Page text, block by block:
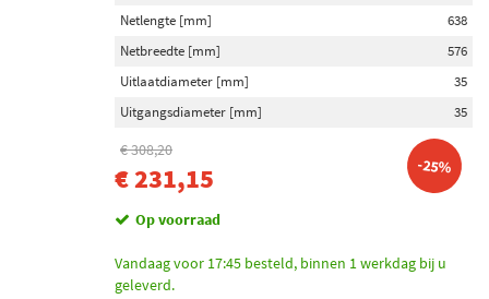
Netlengte [mm]
638
Netbreedte [mm]
576
Uitlaatdiameter [mm]
35
Uitgangsdiameter [mm]
35
€ 308,20
€ 231,15 -25%
Op voorraad
Vandaag voor 17:45 besteld, binnen 1 werkdag bij u
geleverd.